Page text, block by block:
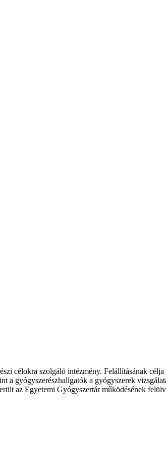
célokra szolgáló intézmény. Felállításának
gyógyszerészhallgatók a gyógyszerek
az Egyetemi Gyógyszertár működésének